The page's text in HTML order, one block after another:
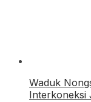
Waduk
Interkoneksi